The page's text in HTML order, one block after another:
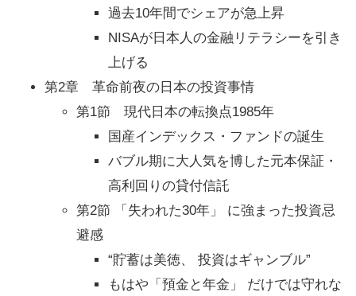
過去10年間でシェアが急上昇
NISAが日本人の金融リテラシーを引き
上げる
第2章 革命前夜の日本の投資事情
第1節 現代日本の転換点1985年
国産インデックス・ファンドの誕生
バブル期に大人気を博した元本保証・
高利回りの貸付信託
第2節 「失われた30年」 に強まった投資忌
避感
“貯蓄は美徳、 投資はギャンブル”
もはや「預金と年金」 だけでは守れな